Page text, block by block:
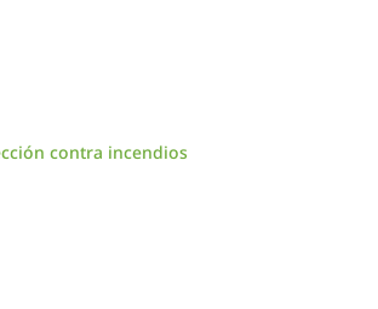
contra incendios